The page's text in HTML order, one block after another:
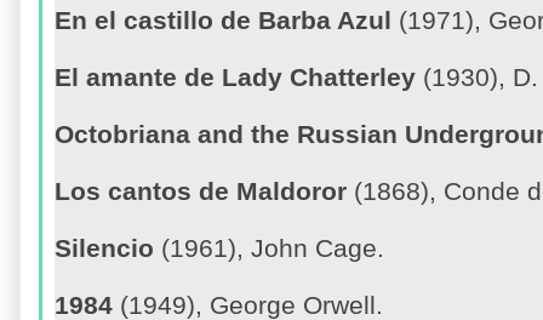
En el castillo de Barba Azul (1971),
El amante de Lady Chatterley (1930),
Octobriana and the Russian
Los cantos de Maldoror (1868), Conde
Silencio (1961), John Cage.
1984 (1949), George Orwell.